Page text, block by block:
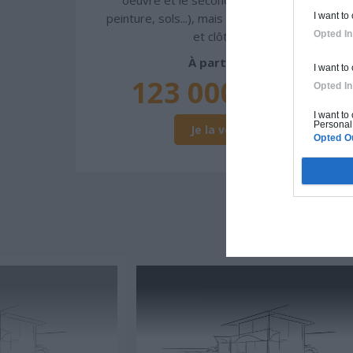
I want
Opted In
I want
Opted In
I want
Opted
peinture, sols...), mais exclut piscine, jardin
et clôture.
À partir de
123 000€ TTC
Je la veux !